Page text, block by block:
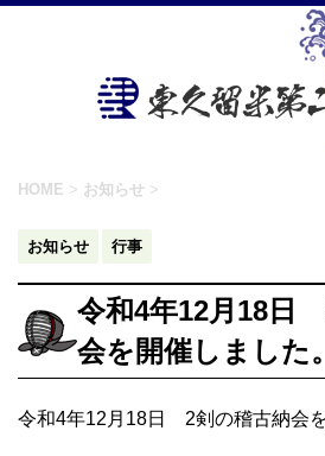
HOME > お知らせ >
お知らせ 行事
令和4年12月18日
会を開催しました。
令和4年12月18日 2剣の稽古納会を